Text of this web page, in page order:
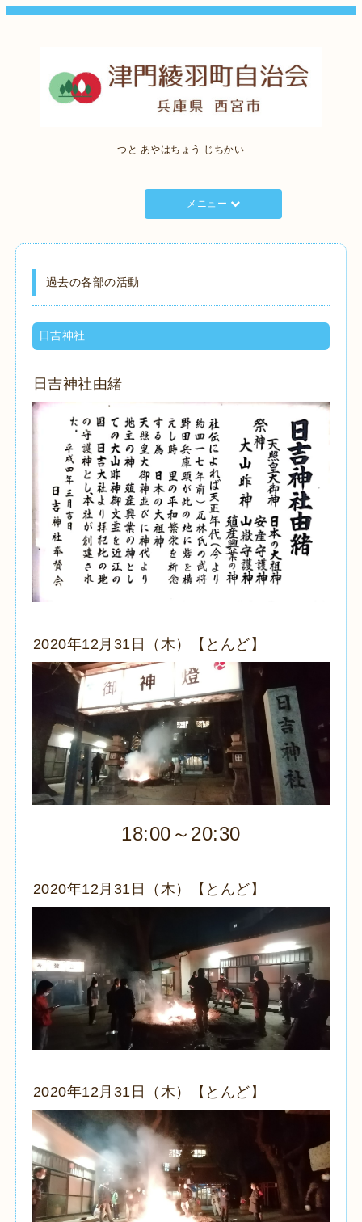
つと あやはちょう じちかい
メニュー
過去の各部の活動
日吉神社
日吉神社由緒
2020年12月31日（木）【とんど】
18:00～20:30
2020年12月31日（木）【とんど】
2020年12月31日（木）【とんど】